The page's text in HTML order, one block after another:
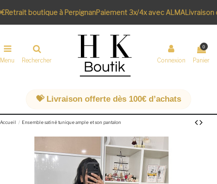
Retrait boutique à PerpignanPaiement 3x/4x avec ALMALivraison
Menu Rechercher Connexion
0
Panier
💝 Livraison offerte dès 100€ d’achats
Accueil Ensemble satiné tunique ample et son pantalon